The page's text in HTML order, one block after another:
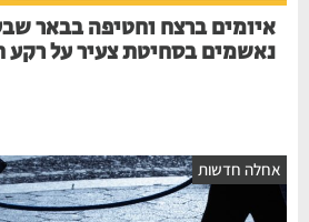
איומים ברצח וחטיפה בבאר
נאשמים בסחיטת צעיר על רקע
אחלה חדשות